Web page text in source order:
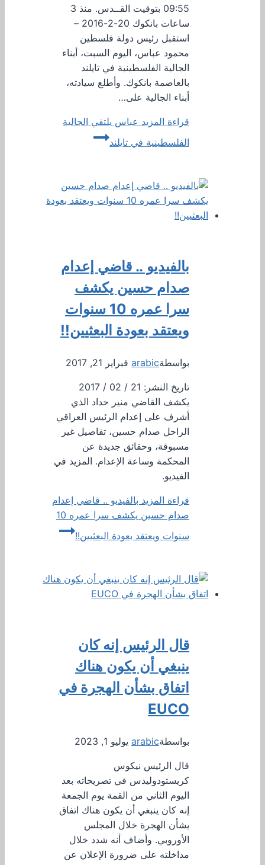
09:55 بتوقيت القــدس. منذ 3
ساعات بانكوك 20-2-2016 –
استقبل رئيس دولة فلسطين
محمود عباس، اليوم السبت، أبناء
الجالية الفلسطينية في تايلند
بالعاصمة بانكوك. وأطلع سيادته،
أبناء الجالية على…
قراءة المزيد عباس يلتقي الجالية
الفلسطينية في تايلند
بالفيديو .. قاضي إعدام
صدام حسين يكشف
سرا عمره 10 سنوات
ويعتقد بعودة البعثيين!!
بواسطةarabic فبراير 21, 2017
تاريخ النشر: 21 / 02 / 2017
يكشف القاضي منير حداد الذي
أشرف على إعدام الرئيس العراقي
الراحل صدام حسين، تفاصيل غير
مسبوقة، وحقائق جديدة عن
المحكمة وساعة الإعدام. المزيد في
الفيديو.
قراءة المزيد بالفيديو .. قاضي إعدام
صدام حسين يكشف سرا عمره 10
سنوات ويعتقد بعودة البعثيين!!
قال الرئيس إنه كان
ينبغي أن يكون هناك
اتفاق بشأن الهجرة في
EUCO
بواسطةarabic يوليو 1, 2023
قال الرئيس نيكوس
كريستودوليدس في تصريحاته بعد
اليوم الثاني من القمة يوم الجمعة
إنه كان ينبغي أن يكون هناك اتفاق
بشأن الهجرة خلال المجلس
الأوروبي. وأضاف أنه شدد خلال
مداخلته على ضرورة الإعلان عن